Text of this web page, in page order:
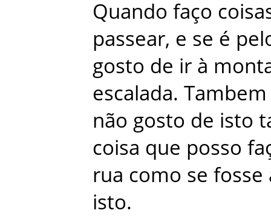
Quando faço
passear, e se é
gosto de ir à
escalada. Tambem
não gosto de isto
coisa que posso
rua como se fosse
isto.